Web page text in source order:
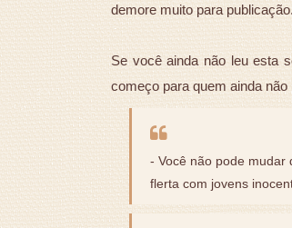
demore muito para publicação.
Se você ainda não leu esta
começo para quem ainda não
- Você não pode mudar
flerta com jovens